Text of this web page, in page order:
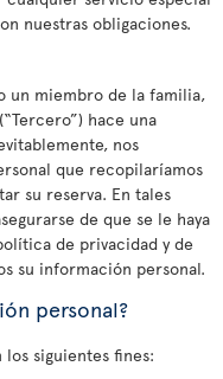
nuestras obligaciones.
un miembro de la familia,
hace una
nos
que recopilaríamos
su reserva. En tales
de que se le haya
de privacidad y de
su información personal.
personal?
siguientes fines: